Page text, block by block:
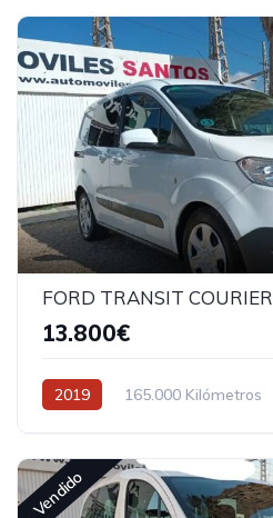
FORD TRANSIT COURIER
13.800€
2019 165.000 Kilómetros
Vendido